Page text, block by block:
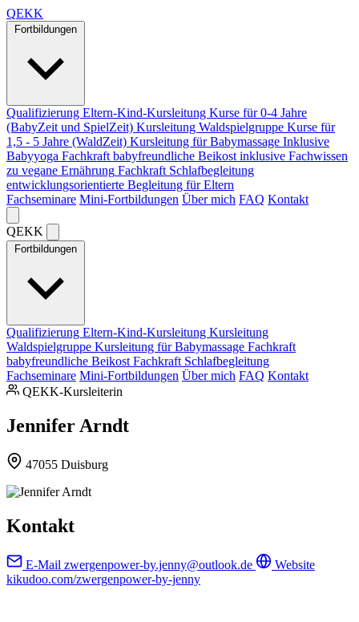
QEKK
Fortbildungen
Qualifizierung Eltern-Kind-Kursleitung Kurse für 0-4 Jahre
(BabyZeit und SpielZeit) Kursleitung Waldspielgruppe Kurse für
1,5 - 5 Jahre (WaldZeit) Kursleitung für Babymassage Inklusive
Babyyoga Fachkraft babyfreundliche Beikost inklusive Fachwissen
zu vegane Ernährung Fachkraft Schlafbegleitung
entwicklungsorientierte Begleitung für Eltern
Fachseminare Mini-Fortbildungen Über mich FAQ Kontakt
QEKK
Fortbildungen
Qualifizierung Eltern-Kind-Kursleitung Kursleitung
Waldspielgruppe Kursleitung für Babymassage Fachkraft
babyfreundliche Beikost Fachkraft Schlafbegleitung
Fachseminare Mini-Fortbildungen Über mich FAQ Kontakt
QEKK-Kursleiterin
Jennifer Arndt
47055 Duisburg
Kontakt
E-Mail zwergenpower-by.jenny@outlook.de
Website
kikudoo.com/zwergenpower-by-jenny